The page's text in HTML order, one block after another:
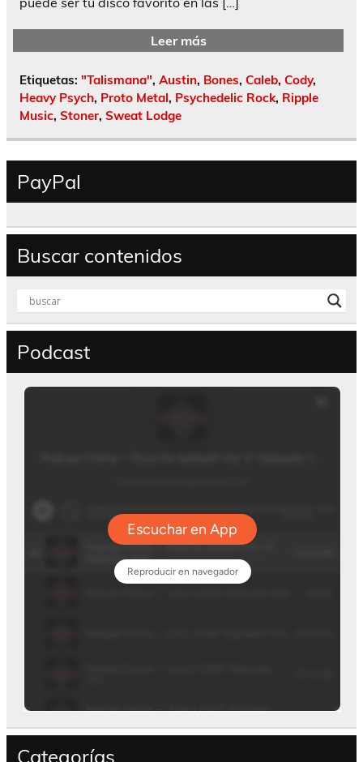
Leer más
Etiquetas: "Talismana", Austin, Bones, Caleb, Cody,
Heavy Psych, Proto Metal, Psychedelic Rock, Ripple
Music, Stoner, Sweat Lodge
PayPal
Buscar contenidos
Podcast
Categorías